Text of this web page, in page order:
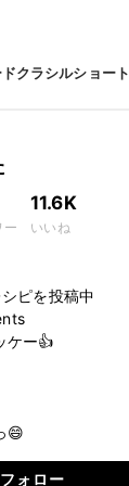
クラシルショート
ー
11.6K
いいね
ピを投稿中
ケー👍
😄
フォロー